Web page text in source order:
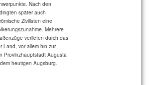
Nach den
später auch
Zivilisten eine
Mehrere
verliefen durch das
Land, vor allem hin zur
Provinzhauptstadt Augusta
heutigen Augsburg.